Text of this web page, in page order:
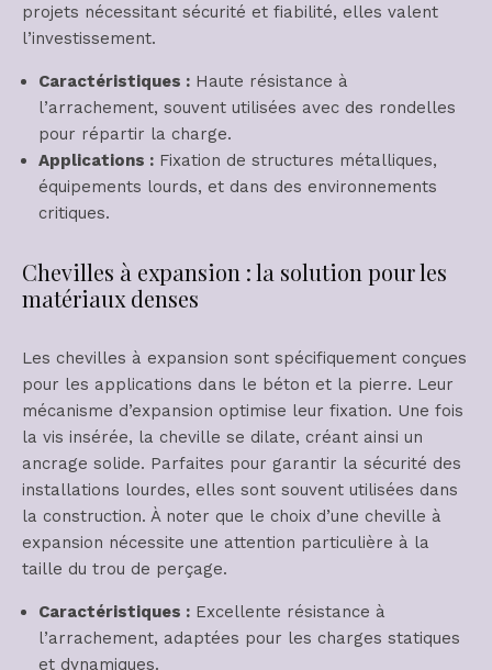
projets nécessitant sécurité et fiabilité, elles valent
l’investissement.
Caractéristiques : Haute résistance à
l’arrachement, souvent utilisées avec des rondelles
pour répartir la charge.
Applications : Fixation de structures métalliques,
équipements lourds, et dans des environnements
critiques.
Chevilles à expansion : la solution pour les
matériaux denses
Les chevilles à expansion sont spécifiquement conçues
pour les applications dans le béton et la pierre. Leur
mécanisme d’expansion optimise leur fixation. Une fois
la vis insérée, la cheville se dilate, créant ainsi un
ancrage solide. Parfaites pour garantir la sécurité des
installations lourdes, elles sont souvent utilisées dans
la construction. À noter que le choix d’une cheville à
expansion nécessite une attention particulière à la
taille du trou de perçage.
Caractéristiques : Excellente résistance à
l’arrachement, adaptées pour les charges statiques
et dynamiques.